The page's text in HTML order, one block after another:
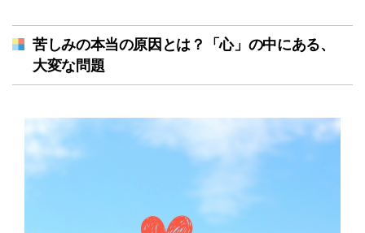
苦しみの本当の原因とは？「心」の中にある、
大変な問題